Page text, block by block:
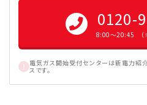
0120-
8:00〜20:45 （※
電気ガス開始受付センターは新電力紹
スです。